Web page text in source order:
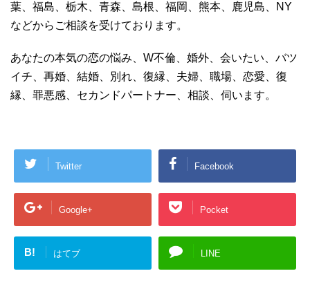
葉、福島、栃木、青森、島根、福岡、熊本、鹿児島、NY
などからご相談を受けております。
あなたの本気の恋の悩み、W不倫、婚外、会いたい、バツ
イチ、再婚、結婚、別れ、復縁、夫婦、職場、恋愛、復
縁、罪悪感、セカンドパートナー、相談、伺います。
Twitter Facebook
Google+ Pocket
B! はてブ LINE